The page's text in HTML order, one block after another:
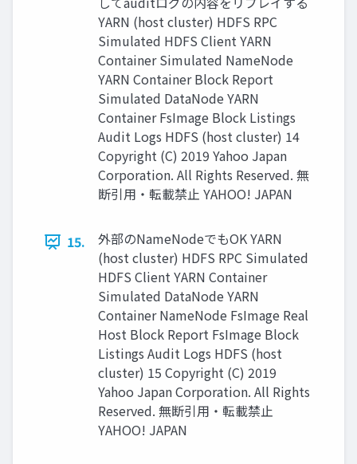
YARN (host cluster) HDFS RPC
Simulated HDFS Client YARN
Container Simulated NameNode
YARN Container Block Report
Simulated DataNode YARN
Container FsImage Block Listings
Audit Logs HDFS (host cluster) 14
Copyright (C) 2019 Yahoo Japan
Corporation. All Rights Reserved. 無
断引用・転載禁止 YAHOO! JAPAN
15.
外部のNameNodeでもOK YARN
(host cluster) HDFS RPC Simulated
HDFS Client YARN Container
Simulated DataNode YARN
Container NameNode FsImage Real
Host Block Report FsImage Block
Listings Audit Logs HDFS (host
cluster) 15 Copyright (C) 2019
Yahoo Japan Corporation. All Rights
Reserved. 無断引用・転載禁止
YAHOO! JAPAN